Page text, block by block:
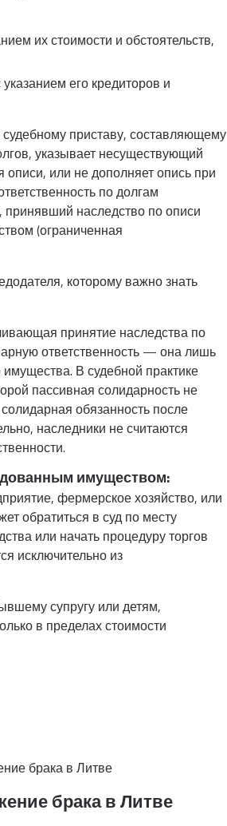
их стоимости и обстоятельств,
его кредиторов и
приставу, составляющему
указывает несуществующий
или не дополняет опись при
по долгам
наследство по описи
(ограниченная
которому важно знать
принятие наследства по
ответственность — она лишь
В судебной практике
пассивная солидарность не
обязанность после
наследники не считаются
имуществом:
фермерское хозяйство, или
обратиться в суд по месту
или начать процедуру торгов
исключительно из
супругу или детям,
в пределах стоимости
брака в Литве